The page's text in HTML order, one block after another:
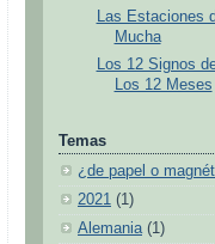
Las Estaciones
Mucha
Los 12 Signos
Los 12 Meses
Temas
¿de papel o
2021 (1)
Alemania (1)